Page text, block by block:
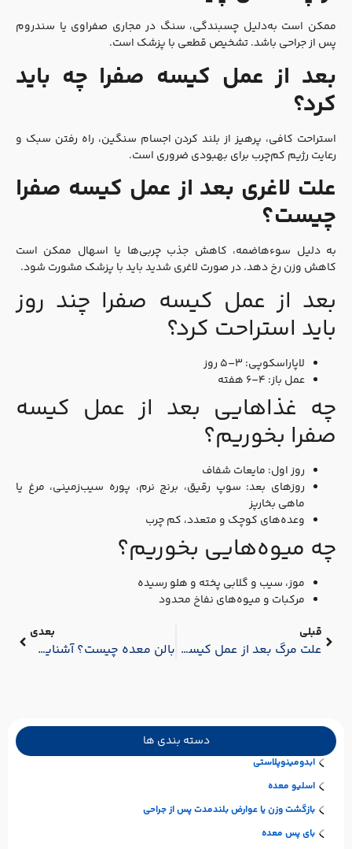
ممکن است به‌دلیل چسبندگی، سنگ در مجاری صفراوی یا سندروم
پس از جراحی باشد. تشخیص قطعی با پزشک است.
بعد از عمل کیسه صفرا چه باید
کرد؟
استراحت کافی، پرهیز از بلند کردن اجسام سنگین، راه رفتن سبک و
رعایت رژیم کم‌چرب برای بهبودی ضروری است.
علت لاغری بعد از عمل کیسه صفرا
چیست؟
به دلیل سوءهاضمه، کاهش جذب چربی‌ها یا اسهال ممکن است
کاهش وزن رخ دهد. در صورت لاغری شدید باید با پزشک مشورت شود.
بعد از عمل کیسه صفرا چند روز
باید استراحت کرد؟
لاپاراسکوپی: ۳–۵ روز
عمل باز: ۴–۶ هفته
چه غذاهایی بعد از عمل کیسه
صفرا بخوریم؟
روز اول: مایعات شفاف
روزهای بعد: سوپ رقیق، برنج نرم، پوره سیب‌زمینی، مرغ یا
ماهی بخارپز
وعده‌های کوچک و متعدد، کم‌ چرب
چه میوه‌هایی بخوریم؟
موز، سیب و گلابی پخته و هلو رسیده
مرکبات و میوه‌های نفاخ محدود
قبلی
علت مرگ بعد از عمل کیسه صفرا – عوارض برداشتن کیسه صفرا
بعدی
بالن معده چیست؟ آشنایی با مزایا و عوارض آن
دسته بندی ها
ابدومینوپلاستی
اسلیو معده
بازگشت وزن یا عوارض بلندمدت پس از جراحی
بای پس معده